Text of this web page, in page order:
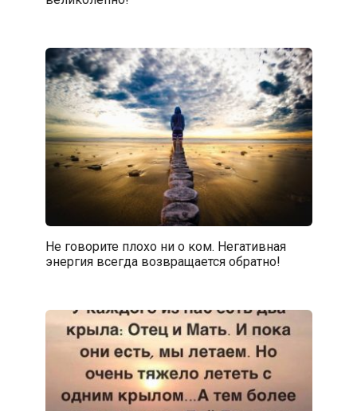
Не говорите плохо ни о ком. Негативная
энергия всегда возвращается обратно!